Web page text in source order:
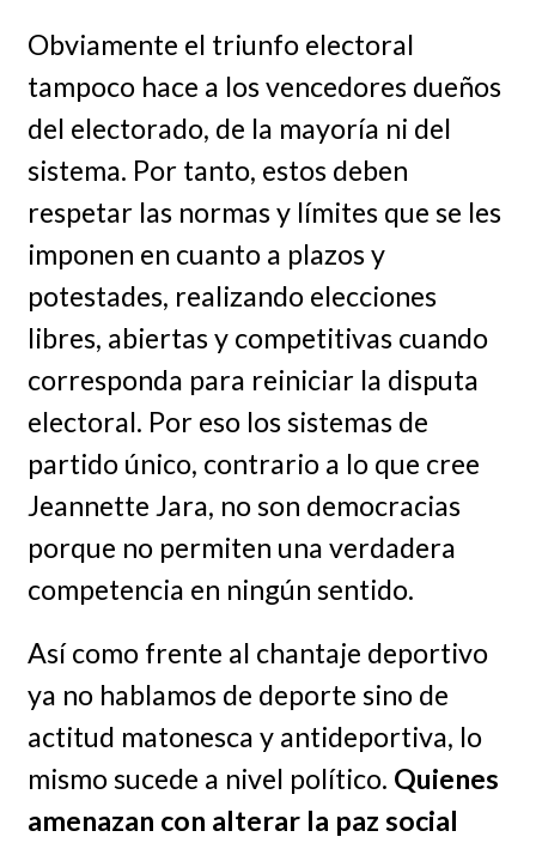
Obviamente el triunfo electoral
tampoco hace a los vencedores dueños
del electorado, de la mayoría ni del
sistema. Por tanto, estos deben
respetar las normas y límites que se les
imponen en cuanto a plazos y
potestades, realizando elecciones
libres, abiertas y competitivas cuando
corresponda para reiniciar la disputa
electoral. Por eso los sistemas de
partido único, contrario a lo que cree
Jeannette Jara, no son democracias
porque no permiten una verdadera
competencia en ningún sentido.
Así como frente al chantaje deportivo
ya no hablamos de deporte sino de
actitud matonesca y antideportiva, lo
mismo sucede a nivel político. Quienes
amenazan con alterar la paz social